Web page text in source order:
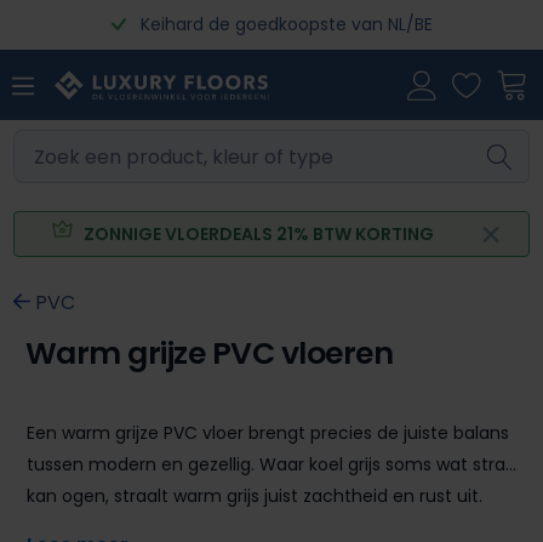
Ga naar de hoofdinhoudKeihard de goedkoopste van NL/BE
ZONNIGE VLOERDEALS 21% BTW KORTING
PVC
Warm grijze PVC vloeren
Een warm grijze PVC vloer brengt precies de juiste balans
tussen modern en gezellig. Waar koel grijs soms wat strak
kan ogen, straalt warm grijs juist zachtheid en rust uit.